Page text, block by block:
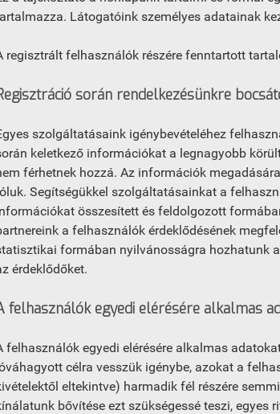
Látogatóink személyes adatainak
regisztrált felhasználók részére fenntartott
során rendelkezésünkre
szolgáltatásaink igénybevételéhez
keletkező információkat a legnagyobb
férhetnek hozzá. Az információk
Segítségükkel szolgáltatásainkat a
összesített és feldolgozott
a felhasználók érdeklődésének
formában nyilvánosságra hozhatunk
érdeklődőket.
felhasználók egyedi elérésére alkalmas
felhasználók egyedi elérésére alkalmas
célra vesszük igénybe, azokat a
eltekintve) harmadik fél részére
bővítése ezt szükségessé teszi,